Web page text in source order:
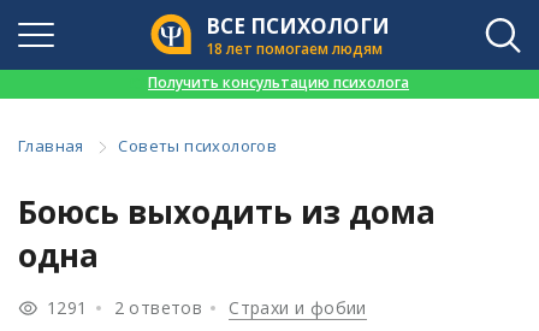
ВСЕ ПСИХОЛОГИ
18 лет помогаем людям
Получить консультацию психолога
Главная Советы психологов
Боюсь выходить из дома
одна
1291 2 ответов Страхи и фобии